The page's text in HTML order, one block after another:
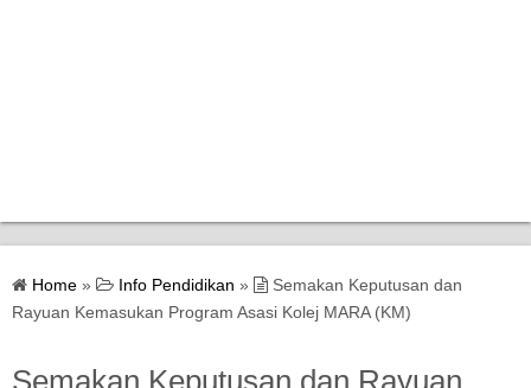
Home
Bantuan Kerajaan
Berita Semasa
Home » Info Pendidikan »
Semakan Keputusan dan
Rayuan Kemasukan Program Asasi Kolej MARA (KM)
Semakan Keputusan dan Rayuan